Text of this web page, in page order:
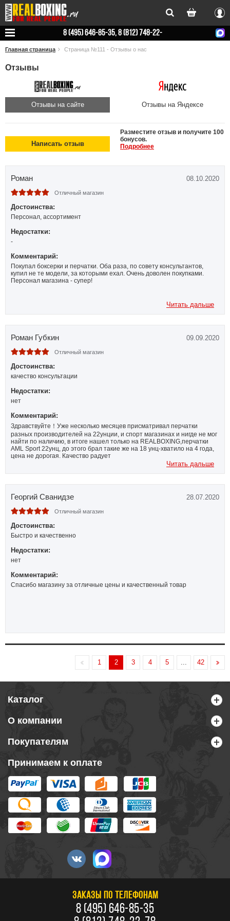
Вход
8 (495) 646-85-35, 8 (812) 748-22-
78
Главная страница Страница №111 - Отзывы о нас
Отзывы
Отзывы на сайте Отзывы на Яндексе
Написать отзыв
Разместите отзыв и получите 100
бонусов.
Подробнее
Роман 08.10.2020
Отличный магазин
Достоинства:
Персонал, ассортимент
Недостатки:
-
Комментарий:
Покупал боксерки и перчатки. Оба раза, по совету консультантов,
купил не те модели, за которыми ехал. Очень доволен покупками.
Персонал магазина - супер!
Читать дальше
Роман Губкин 09.09.2020
Отличный магазин
Достоинства:
качество консультации
Недостатки:
нет
Комментарий:
Здравствуйте！Уже несколько месяцев присматривал перчатки
разных производителей на 22унции, и спорт магазинах и нигде не мог
найти по наличию, в итоге нашел только на REALBOXING,перчатки
AML Sport 22унц, до этого брал такие же на 18 унц-хватило на 4 года,
цена не дорогая. Качество радует
Читать дальше
Георгий Сванидзе 28.07.2020
Отличный магазин
Достоинства:
Быстро и качественно
Недостатки:
нет
Комментарий:
Спасибо магазину за отличные цены и качественный товар
1 2 3 4 5 42
Каталог
О компании
Покупателям
Принимаем к оплате
ЗАКАЗЫ ПО ТЕЛЕФОНАМ
8 (495) 646-85-35